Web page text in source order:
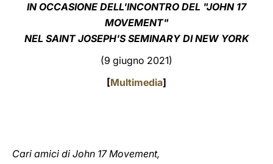
العربيّة
中文
IN OCCASIONE DELL'INCONTRO DEL "JOHN 17
MOVEMENT"
NEL SAINT JOSEPH'S SEMINARY DI NEW YORK
(9 giugno 2021)
[Multimedia]
Cari amici di John 17 Movement,